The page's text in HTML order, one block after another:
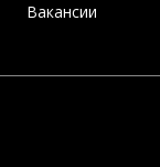
Вакансии